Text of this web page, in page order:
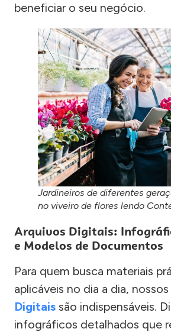
beneficiar o seu negócio.
Jardineiros de diferentes
no viveiro de flores lendo
Arquivos Digitais:
e Modelos de Documentos
Para quem busca materiais
aplicáveis no dia a dia, nossos
Digitais são indispensáveis.
infográficos detalhados que